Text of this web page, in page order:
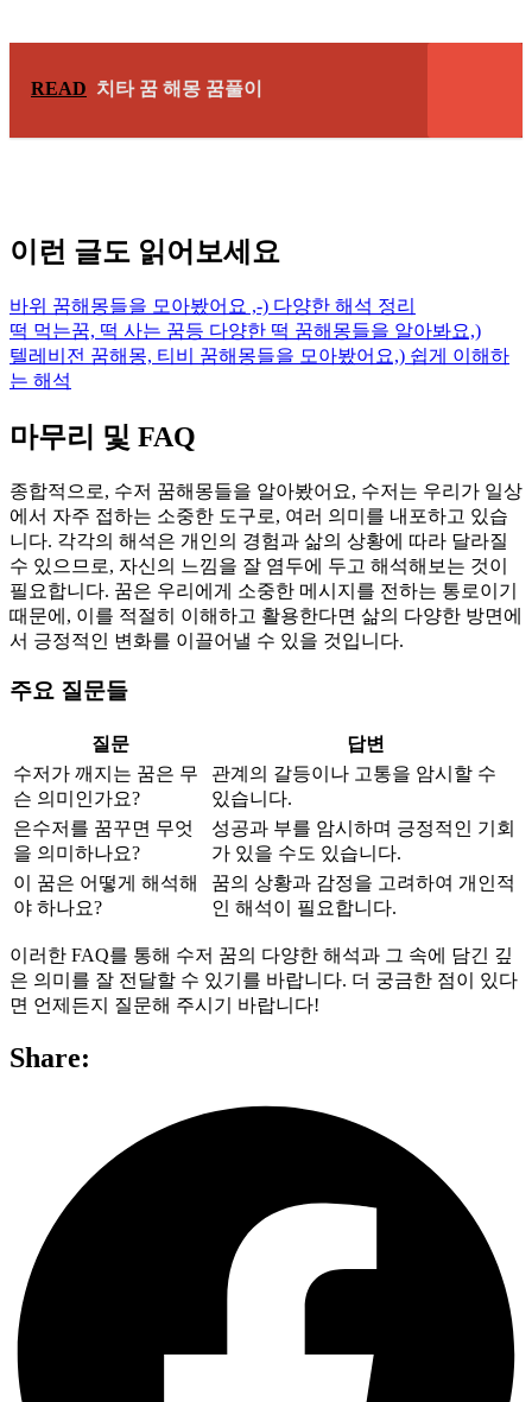
READ 치타 꿈 해몽 꿈풀이
이런 글도 읽어보세요
바위 꿈해몽들을 모아봤어요 ,-) 다양한 해석 정리
떡 먹는꿈, 떡 사는 꿈등 다양한 떡 꿈해몽들을 알아봐요,)
텔레비전 꿈해몽, 티비 꿈해몽들을 모아봤어요,) 쉽게 이해하
는 해석
마무리 및 FAQ
종합적으로, 수저 꿈해몽들을 알아봤어요, 수저는 우리가 일상
에서 자주 접하는 소중한 도구로, 여러 의미를 내포하고 있습
니다. 각각의 해석은 개인의 경험과 삶의 상황에 따라 달라질
수 있으므로, 자신의 느낌을 잘 염두에 두고 해석해보는 것이
필요합니다. 꿈은 우리에게 소중한 메시지를 전하는 통로이기
때문에, 이를 적절히 이해하고 활용한다면 삶의 다양한 방면에
서 긍정적인 변화를 이끌어낼 수 있을 것입니다.
주요 질문들
질문
답변
수저가 깨지는 꿈은 무
슨 의미인가요?
관계의 갈등이나 고통을 암시할 수
있습니다.
은수저를 꿈꾸면 무엇
을 의미하나요?
성공과 부를 암시하며 긍정적인 기회
가 있을 수도 있습니다.
이 꿈은 어떻게 해석해
야 하나요?
꿈의 상황과 감정을 고려하여 개인적
인 해석이 필요합니다.
이러한 FAQ를 통해 수저 꿈의 다양한 해석과 그 속에 담긴 깊
은 의미를 잘 전달할 수 있기를 바랍니다. 더 궁금한 점이 있다
면 언제든지 질문해 주시기 바랍니다!
Share: